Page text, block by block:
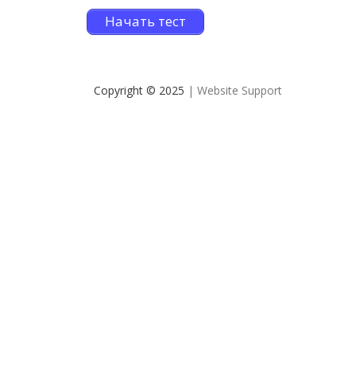
Начать тест
Copyright © 2025 | Website Support